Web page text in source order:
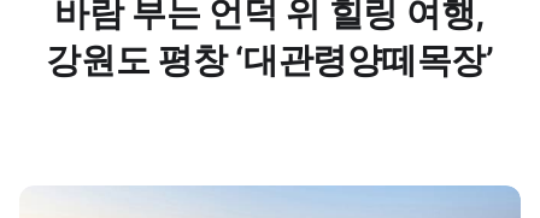
바람 부는 언덕 위 힐링 여행,
강원도 평창 ‘대관령양떼목장’